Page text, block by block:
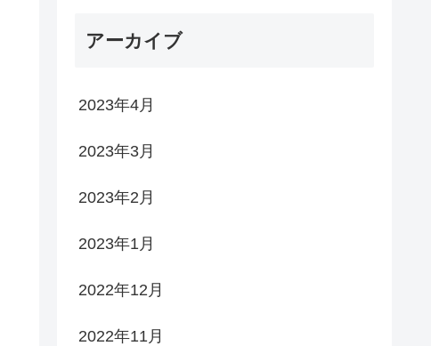
アーカイブ
2023年4月
2023年3月
2023年2月
2023年1月
2022年12月
2022年11月